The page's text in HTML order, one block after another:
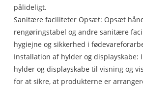
pålideligt.
Sanitære faciliteter Opsæt: Opsæt
rengøringstabel og andre sanitære
hygiejne og sikkerhed i
Installation af hylder og displayskabe:
hylder og displayskabe til visning og
for at sikre, at produkterne er